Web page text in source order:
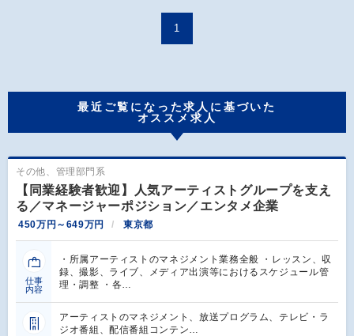
1
最近ご覧になった求人に基づいた
オススメ求人
その他、管理部門系
【同業経験者歓迎】人気アーティストグループを支え
る／マネージャーポジション／エンタメ企業
450万円～649万円 東京都
仕事
内容
・所属アーティストのマネジメント業務全般 ・レッスン、収
録、撮影、ライブ、メディア出演等におけるスケジュール管
理・調整 ・各…
アーティストのマネジメント、放送プログラム、テレビ・ラ
ジオ番組、配信番組コンテン…